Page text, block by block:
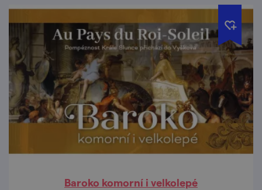
Baroko komorní i velkolepé